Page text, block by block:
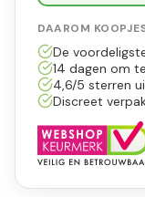
DAAROM
De
14 dagen om
4,6/5 sterren
Discreet